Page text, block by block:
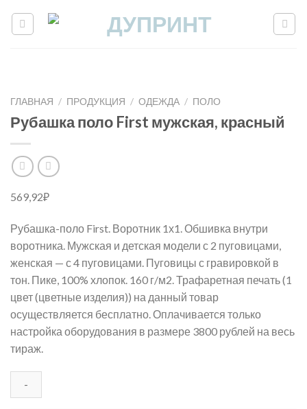
ГЛАВНАЯ / ПРОДУКЦИЯ / ОДЕЖДА / ПОЛО
Рубашка поло First мужская, красный
569,92₽
Рубашка-поло First. Воротник 1х1. Обшивка внутри
воротника. Мужская и детская модели с 2 пуговицами,
женская — с 4 пуговицами. Пуговицы с гравировкой в
тон. Пике, 100% хлопок. 160 г/м2. Трафаретная печать (1
цвет (цветные изделия)) на данный товар
осуществляется бесплатно. Оплачивается только
настройка оборудования в размере 3800 рублей на весь
тираж.